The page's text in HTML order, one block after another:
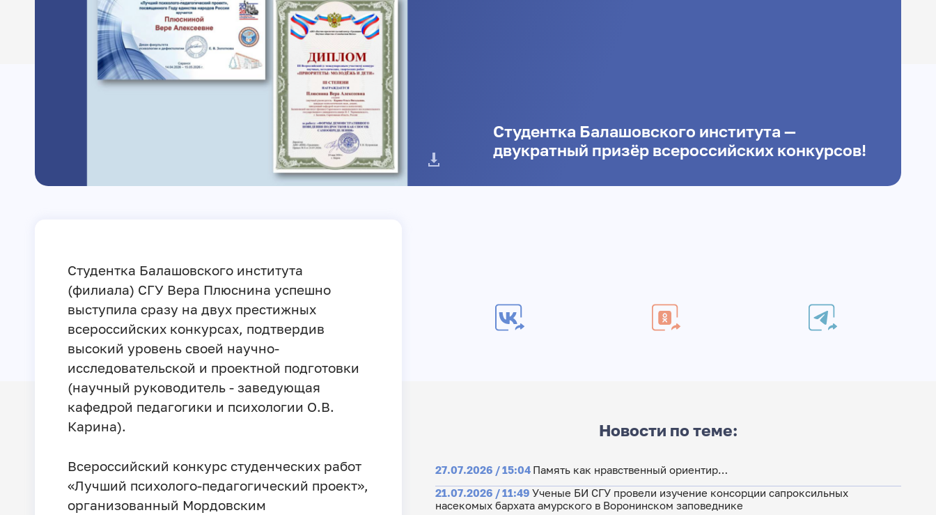
Студентка Балашовского института —
двукратный призёр всероссийских конкурсов!
Студентка Балашовского института
(филиала) СГУ Вера Плюснина успешно
выступила сразу на двух престижных
всероссийских конкурсах, подтвердив
высокий уровень своей научно-
исследовательской и проектной подготовки
(научный руководитель - заведующая
кафедрой педагогики и психологии О.В.
Карина).
Всероссийский конкурс студенческих работ
«Лучший психолого-педагогический проект»,
организованный Мордовским
Новости по теме:
27.07.2026 / 15:04 Память как нравственный ориентир…
21.07.2026 / 11:49 Ученые БИ СГУ провели изучение консорции сапроксильных
насекомых бархата амурского в Воронинском заповеднике